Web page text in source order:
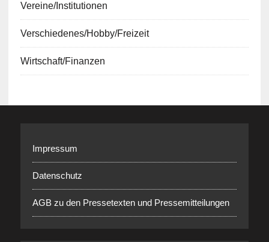
Vereine/Institutionen
Verschiedenes/Hobby/Freizeit
Wirtschaft/Finanzen
Impressum
Datenschutz
AGB zu den Pressetexten und Pressemitteilungen